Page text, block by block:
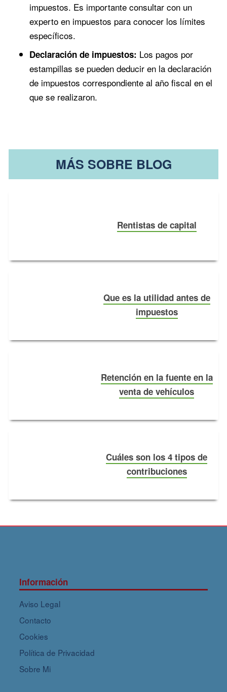
impuestos. Es importante consultar con un
experto en impuestos para conocer los límites
específicos.
Declaración de impuestos: Los pagos por
estampillas se pueden deducir en la declaración
de impuestos correspondiente al año fiscal en el
que se realizaron.
MÁS SOBRE BLOG
Rentistas de capital
Que es la utilidad antes de
impuestos
Retención en la fuente en la
venta de vehículos
Cuáles son los 4 tipos de
contribuciones
Información
Aviso Legal
Contacto
Cookies
Política de Privacidad
Sobre Mi